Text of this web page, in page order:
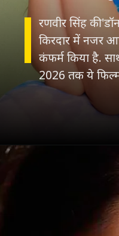
रणवीर सिंह की
किरदार में नजर
कंफर्म किया है.